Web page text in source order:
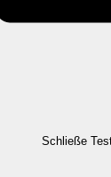
Schließe